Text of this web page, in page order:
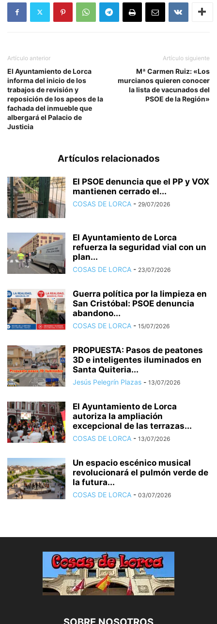
Artículo anterior
El Ayuntamiento de Lorca
informa del inicio de los
trabajos de revisión y
reposición de los apeos de la
fachada del inmueble que
albergará el Palacio de
Justicia
Artículo siguiente
Mª Carmen Ruiz: «Los
murcianos quieren conocer
la lista de vacunados del
PSOE de la Región»
Artículos relacionados
El PSOE denuncia que el PP y VOX
mantienen cerrado el...
COSAS DE LORCA - 29/07/2026
El Ayuntamiento de Lorca
refuerza la seguridad vial con un
plan...
COSAS DE LORCA - 23/07/2026
Guerra política por la limpieza en
San Cristóbal: PSOE denuncia
abandono...
COSAS DE LORCA - 15/07/2026
PROPUESTA: Pasos de peatones
3D e inteligentes iluminados en
Santa Quiteria...
Jesús Pelegrín Plazas - 13/07/2026
El Ayuntamiento de Lorca
autoriza la ampliación
excepcional de las terrazas...
COSAS DE LORCA - 13/07/2026
Un espacio escénico musical
revolucionará el pulmón verde de
la futura...
COSAS DE LORCA - 03/07/2026